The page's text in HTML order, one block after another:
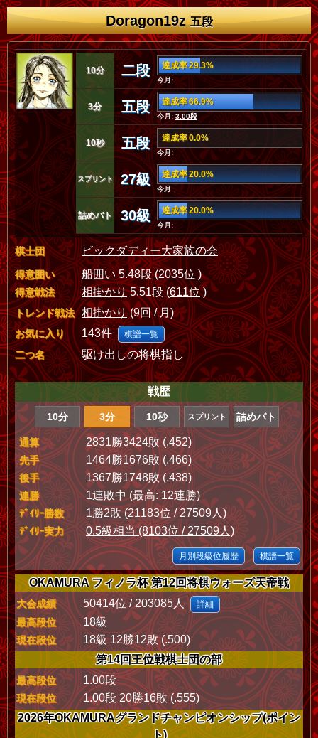
Doragon19z五段
10分 二段 達成率 29.3%
今月:
3分 五段 達成率 66.9%
今月:3.00段
10秒 五段 達成率 0.0%
今月:
スプリント 27級 達成率 20.0%
今月:
詰めバト 30級 達成率 20.0%
今月:
棋士団 ビックダディー大家族の会
得意囲い 船囲い5.48段 (2035位 )
得意戦法 相掛かり5.51段 (611位)
トレンド戦法 相掛かり(9回 / 月)
お気に入り 143件 棋譜一覧
二つ名 駆け出しの将棋指し
戦歴
10分 3分 10秒 スプリント 詰めバト
通算 2831勝3424敗 (.452)
先手 1464勝1676敗 (.466)
後手 1367勝1748敗 (.438)
連勝 1連敗中 (最高: 12連勝)
ﾃﾞｲﾘｰ勝数 1勝2敗 (21183位 / 27509人)
ﾃﾞｲﾘｰ実力 0.5級相当 (8103位 / 27509人)
月別段級位履歴 棋譜一覧
OKAMURA フィノラ杯 第12回将棋ウォーズ天帝戦
大会成績 50414位 / 203085人 詳細
最高段位 18級
現在段位
18級 12勝12敗 (.500)
第14回王位戦棋士団の部
最高段位 1.00段
現在段位
1.00段 20勝16敗 (.555)
2026年OKAMURAグランドチャンピオンシップ(ポイン
ト)